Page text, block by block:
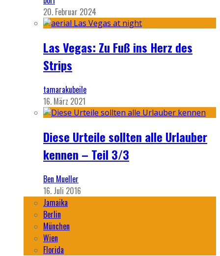
20. Februar 2024
Las Vegas: Zu Fuß ins Herz des
Strips
tamarakubeile
16. März 2021
Diese Urteile sollten alle Urlauber
kennen – Teil 3/3
Ben Mueller
16. Juli 2016
Jamaika
Berlin
München
Wien
Florida